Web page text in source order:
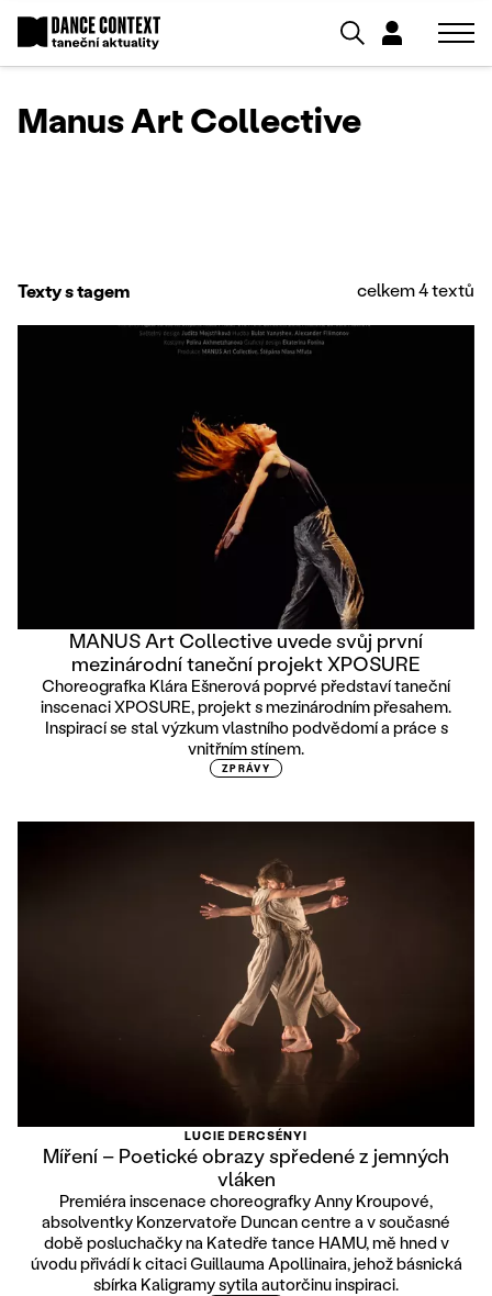
Manus Art Collective
Texty s tagem celkem 4 textů
MANUS Art Collective uvede svůj první
mezinárodní taneční projekt XPOSURE
Choreografka Klára Ešnerová poprvé představí taneční
inscenaci XPOSURE, projekt s mezinárodním přesahem.
Inspirací se stal výzkum vlastního podvědomí a práce s
vnitřním stínem.
ZPRÁVY
LUCIE DERCSÉNYI
Míření – Poetické obrazy spředené z jemných
vláken
Premiéra inscenace choreografky Anny Kroupové,
absolventky Konzervatoře Duncan centre a v současné
době posluchačky na Katedře tance HAMU, mě hned v
úvodu přivádí k citaci Guillauma Apollinaira, jehož básnická
sbírka Kaligramy sytila autorčinu inspiraci.